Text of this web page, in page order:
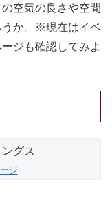
空気の良さや空間
うか。※現在はイベ
ジも確認してみよ
ジ